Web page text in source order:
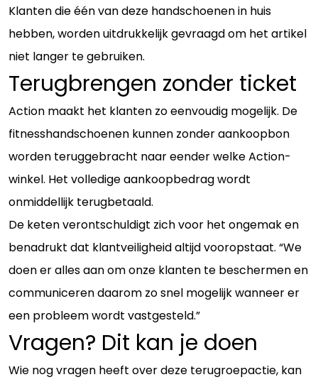
Klanten die één van deze handschoenen in huis
hebben, worden uitdrukkelijk gevraagd om het artikel
niet langer te gebruiken.
Terugbrengen zonder ticket
Action maakt het klanten zo eenvoudig mogelijk. De
fitnesshandschoenen kunnen zonder aankoopbon
worden teruggebracht naar eender welke Action-
winkel. Het volledige aankoopbedrag wordt
onmiddellijk terugbetaald.
De keten verontschuldigt zich voor het ongemak en
benadrukt dat klantveiligheid altijd vooropstaat. “We
doen er alles aan om onze klanten te beschermen en
communiceren daarom zo snel mogelijk wanneer er
een probleem wordt vastgesteld.”
Vragen? Dit kan je doen
Wie nog vragen heeft over deze terugroepactie, kan